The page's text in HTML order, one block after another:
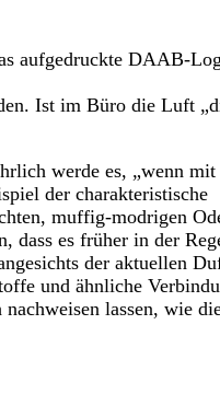
aufgedruckte DAAB-
Ist im Büro die Luft
werde es, „wenn mit
der charakteristische
muffig-modrigen
dass es früher in der
der aktuellen
und ähnliche
lassen, wie